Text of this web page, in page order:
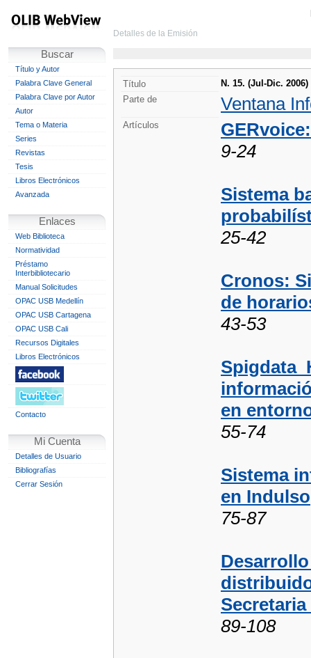
Buscar
Título y Autor
Palabra Clave General
Palabra Clave por Autor
Autor
Tema o Materia
Series
Revistas
Tesis
Libros Electrónicos
Avanzada
Enlaces
Web Biblioteca
Normatividad
Préstamo
Interbibliotecario
Manual Solicitudes
OPAC USB Medellín
OPAC USB Cartagena
OPAC USB Cali
Recursos Digitales
Libros Electrónicos
Contacto
Mi Cuenta
Detalles de Usuario
Bibliografías
Cerrar Sesión
Detalles de la Emisión
Título
N. 15. (Jul-Dic. 2006)
Parte de
Ventana
Artículos
9-24
Sistema
25-42
Cronos:
de
43-53
en
55-74
Sistema
en Indulso
75-87
89-108